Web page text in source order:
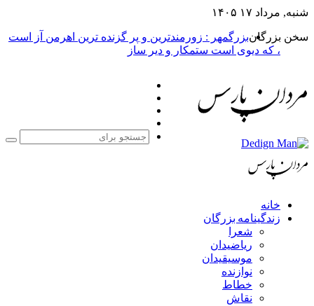
شنبه, مرداد ۱۷ ۱۴۰۵
سخن بزرگانبزرگمهر : زورمندترین و پر گزنده ترین اهرمن آز است
، که دیوی است ستمکار و دیر ساز
خانه
زندگینامه بزرگان
شعرا
ریاضیدان
موسیقیدان
نوازنده
خطاط
نقاش